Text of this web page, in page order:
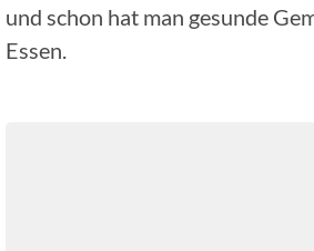
und schon hat man gesunde
Essen.